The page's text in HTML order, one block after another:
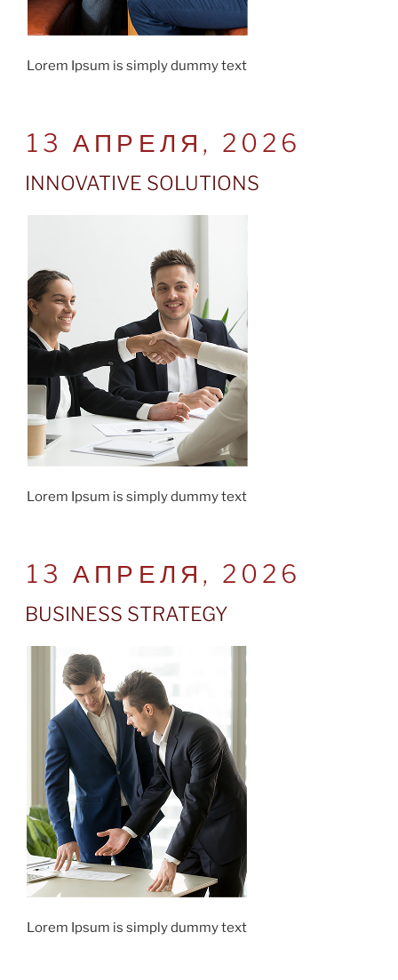
Lorem Ipsum is simply dummy text
POSTED
ON
13 АПРЕЛЯ, 2026
INNOVATIVE SOLUTIONS
Lorem Ipsum is simply dummy text
POSTED
ON
13 АПРЕЛЯ, 2026
BUSINESS STRATEGY
Lorem Ipsum is simply dummy text